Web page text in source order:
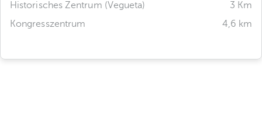
Historisches Zentrum (Vegueta)
3 Km
Kongresszentrum
4,6 km